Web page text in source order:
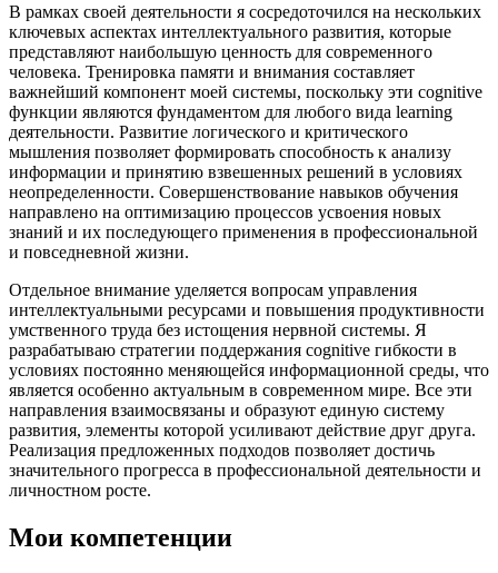
В рамках своей деятельности я сосредоточился на нескольких
ключевых аспектах интеллектуального развития, которые
представляют наибольшую ценность для современного
человека. Тренировка памяти и внимания составляет
важнейший компонент моей системы, поскольку эти cognitive
функции являются фундаментом для любого вида learning
деятельности. Развитие логического и критического
мышления позволяет формировать способность к анализу
информации и принятию взвешенных решений в условиях
неопределенности. Совершенствование навыков обучения
направлено на оптимизацию процессов усвоения новых
знаний и их последующего применения в профессиональной
и повседневной жизни.
Отдельное внимание уделяется вопросам управления
интеллектуальными ресурсами и повышения продуктивности
умственного труда без истощения нервной системы. Я
разрабатываю стратегии поддержания cognitive гибкости в
условиях постоянно меняющейся информационной среды, что
является особенно актуальным в современном мире. Все эти
направления взаимосвязаны и образуют единую систему
развития, элементы которой усиливают действие друг друга.
Реализация предложенных подходов позволяет достичь
значительного прогресса в профессиональной деятельности и
личностном росте.
Мои компетенции